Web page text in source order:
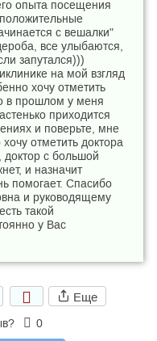
опыта посещения
с вешалки"
все улыбаются,
запутался)))
на мой взгляд
хочу отметить
в прошлом у меня
приходится
и поверьте, мне
отметить доктора
доктор с большой
и назначит
помогает. Спасибо
и руководящему
такой
у Вас
Еще
0